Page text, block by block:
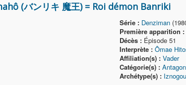
(バンリキ 魔王) = Roi démon Banriki
Série : Denziman
Première apparition :
Décès : Épisode 51
Interprète : Ômae
Affiliation(s) : Vader
Catégorie(s) :
Archétype(s) :